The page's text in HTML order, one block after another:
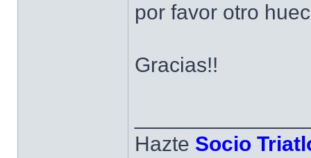
por favor otro
Gracias!!
Hazte Socio